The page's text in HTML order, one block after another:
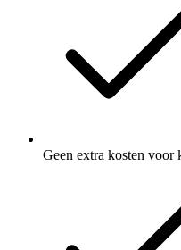
Geen extra kosten voor